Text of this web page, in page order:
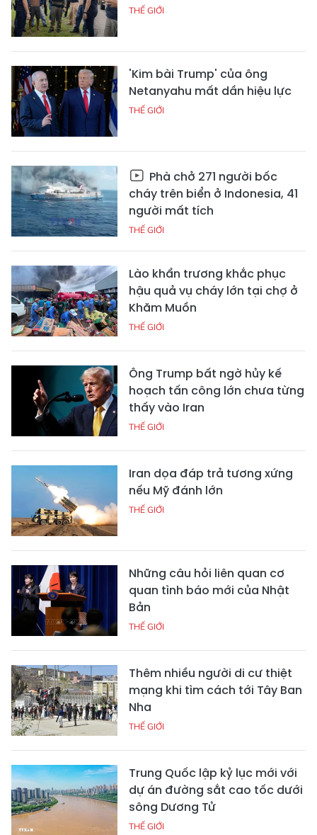
THẾ GIỚI
'Kim bài Trump' của ông
Netanyahu mất dần hiệu lực
THẾ GIỚI
Phà chở 271 người bốc
cháy trên biển ở Indonesia, 41
người mất tích
THẾ GIỚI
Lào khẩn trương khắc phục
hậu quả vụ cháy lớn tại chợ ở
Khăm Muồn
THẾ GIỚI
Ông Trump bất ngờ hủy kế
hoạch tấn công lớn chưa từng
thấy vào Iran
THẾ GIỚI
Iran dọa đáp trả tương xứng
nếu Mỹ đánh lớn
THẾ GIỚI
Những câu hỏi liên quan cơ
quan tình báo mới của Nhật
Bản
THẾ GIỚI
Thêm nhiều người di cư thiệt
mạng khi tìm cách tới Tây Ban
Nha
THẾ GIỚI
Trung Quốc lập kỷ lục mới với
dự án đường sắt cao tốc dưới
sông Dương Tử
THẾ GIỚI